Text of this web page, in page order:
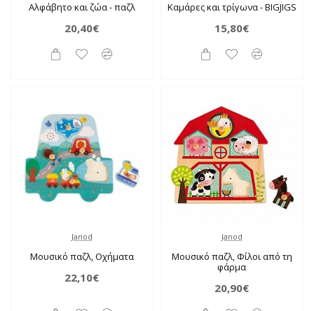
Αλφάβητο και ζώα - παζλ
20,40€
Καμάρες και τρίγωνα - BIGJIGS
15,80€
Janod
Μουσικό παζλ, Οχήματα
22,10€
Janod
Μουσικό παζλ, Φίλοι από τη
φάρμα
20,90€